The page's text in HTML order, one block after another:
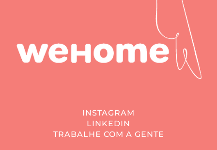
INSTAGRAM
LINKEDIN
TRABALHE COM A GENTE